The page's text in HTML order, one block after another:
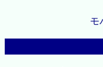
モ